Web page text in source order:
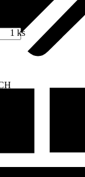
1 ks